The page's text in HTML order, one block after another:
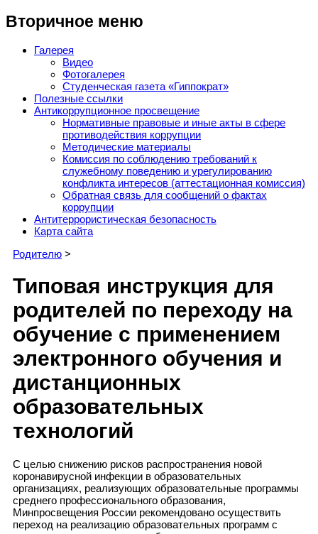
Вторичное меню
Галерея
Видео
Фотогалерея
Студенческая газета «Гиппократ»
Полезные ссылки
Антикоррупционное просвещение
Нормативные правовые и иные акты в сфере
противодействия коррупции
Методические материалы
Комиссия по соблюдению требований к
служебному поведению и урегулированию
конфликта интересов (аттестационная комиссия)
Обратная связь для сообщений о фактах
коррупции
Антитеррористическая безопасность
Карта сайта
Родителю >
Типовая инструкция для
родителей по переходу на
обучение с применением
электронного обучения и
дистанционных
образовательных
технологий
С целью снижению рисков распространения новой
коронавирусной инфекции в образовательных
организациях, реализующих образовательные программы
среднего профессионального образования,
Минпросвещения России рекомендовано осуществить
переход на реализацию образовательных программ с